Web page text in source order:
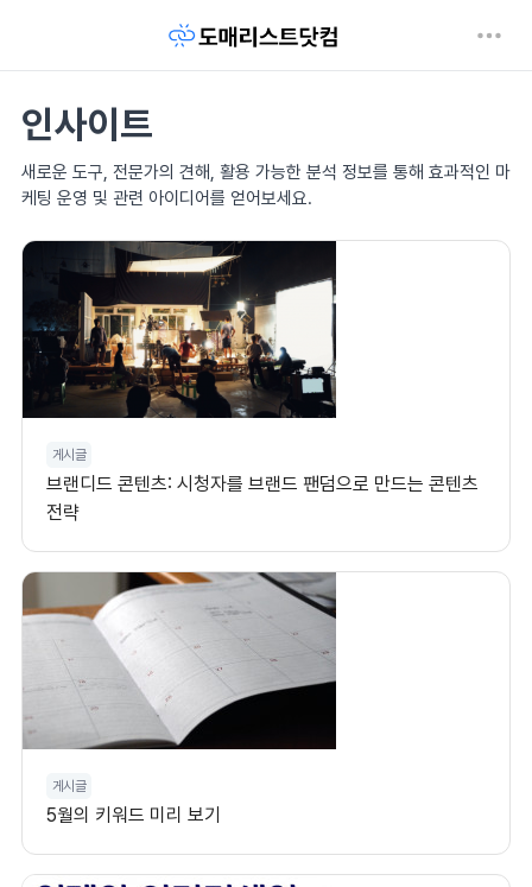
인사이트
새로운 도구, 전문가의 견해, 활용 가능한 분석 정보를 통해 효과적인 마
케팅 운영 및 관련 아이디어를 얻어보세요.
게시글
브랜디드 콘텐츠: 시청자를 브랜드 팬덤으로 만드는 콘텐츠
전략
게시글
5월의 키워드 미리 보기